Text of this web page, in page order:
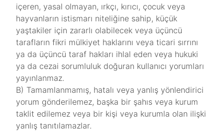
içeren, yasal olmayan, ırkçı, kırıcı, çocuk veya
hayvanların istismarı niteliğine sahip, küçük
yaştakiler için zararlı olabilecek veya üçüncü
tarafların fikri mülkiyet haklarını veya ticari sırrını
ya da üçüncü taraf hakları ihlal eden veya hukuki
ya da cezai sorumluluk doğuran kullanıcı yorumları
yayınlanmaz.
B) Tamamlanmamış, hatalı veya yanlış yönlendirici
yorum gönderilemez, başka bir şahıs veya kurum
taklit edilemez veya bir kişi veya kurumla olan ilişki
yanlış tanıtılamazlar.